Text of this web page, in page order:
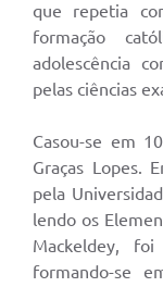
que repetia
formação
adolescência
pelas ciências
Casou-se em
Graças Lopes.
pela
lendo os
Mackeldey,
formando-se